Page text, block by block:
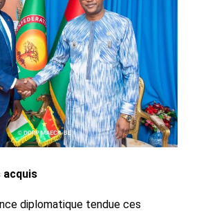
acquis
diplomatique tendue ces